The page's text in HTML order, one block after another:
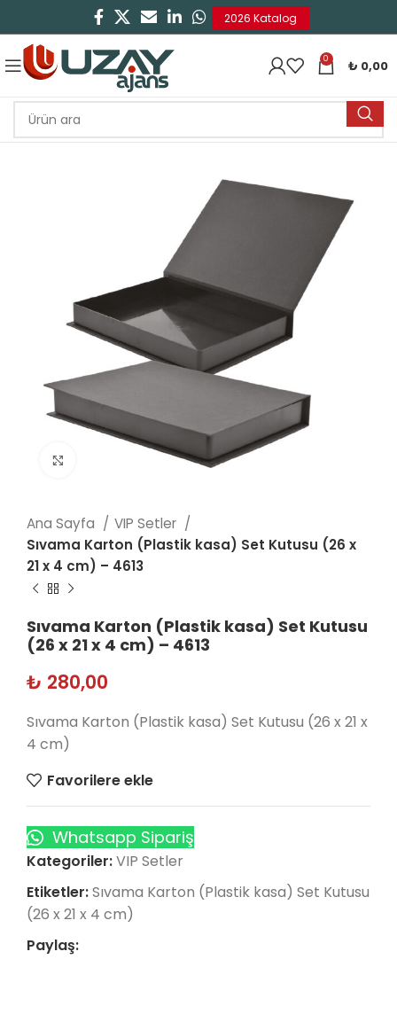
2026 Katalog
0 ₺ 0,00
Click to enlarge
Ana Sayfa
VIP Setler
Sıvama Karton (Plastik kasa) Set Kutusu (26 x
21 x 4 cm) – 4613
Sıvama Karton (Plastik kasa) Set Kutusu
(26 x 21 x 4 cm) – 4613
₺ 280,00
Sıvama Karton (Plastik kasa) Set Kutusu (26 x 21 x
4 cm)
Favorilere ekle
Whatsapp Sipariş
Kategoriler:VIP Setler
Etiketler:Sıvama Karton (Plastik kasa) Set Kutusu
(26 x 21 x 4 cm)
Paylaş: